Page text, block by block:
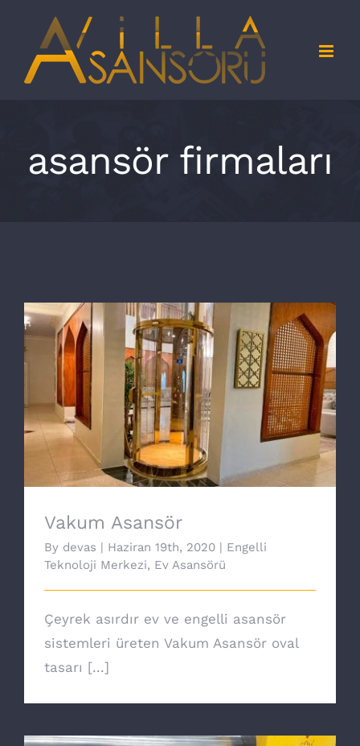
content
asansör firmaları
Vakum Asansör
Vakum Asansör
By devas | Haziran 19th, 2020 | Engelli
Teknoloji Merkezi, Ev Asansörü
Çeyrek asırdır ev ve engelli asansör
sistemleri üreten Vakum Asansör oval
tasarı [...]